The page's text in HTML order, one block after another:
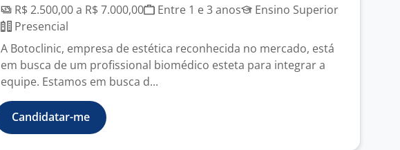
R$ 2.500,00 a R$ 7.000,00
Entre 1 e 3 anos
Ensino Superior
Presencial
A Botoclinic, empresa de estética reconhecida no mercado, está
em busca de um profissional biomédico esteta para integrar a
equipe. Estamos em busca d...
Candidatar-me